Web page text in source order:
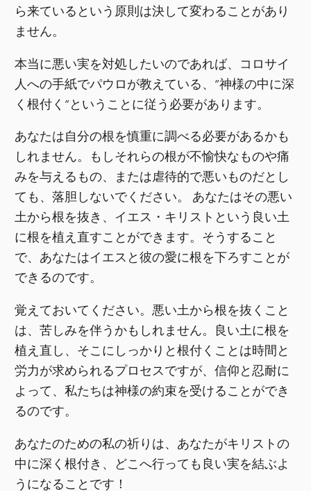
ら来ているという原則は決して変わることがあり
ません。
本当に悪い実を対処したいのであれば、コロサイ
人への手紙でパウロが教えている、”神様の中に深
く根付く”ということに従う必要があります。
あなたは自分の根を慎重に調べる必要があるかも
しれません。もしそれらの根が不愉快なものや痛
みを与えるもの、または虐待的で悪いものだとし
ても、落胆しないでください。 あなたはその悪い
土から根を抜き、イエス・キリストという良い土
に根を植え直すことができます。そうすること
で、あなたはイエスと彼の愛に根を下ろすことが
できるのです。
覚えておいてください。悪い土から根を抜くこと
は、苦しみを伴うかもしれません。良い土に根を
植え直し、そこにしっかりと根付くことは時間と
労力が求められるプロセスですが、信仰と忍耐に
よって、私たちは神様の約束を受けることができ
るのです。
あなたのための私の祈りは、あなたがキリストの
中に深く根付き、どこへ行っても良い実を結ぶよ
うになることです！